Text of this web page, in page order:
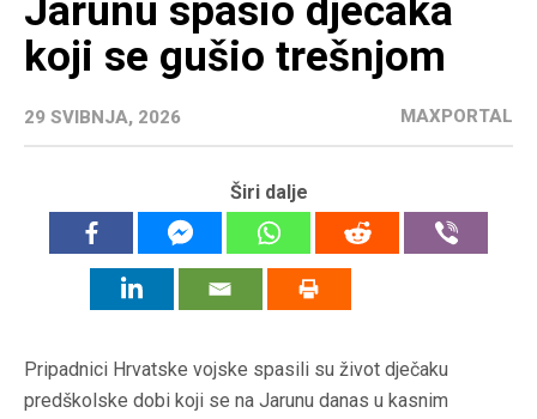
Jarunu spasio dječaka
koji se gušio trešnjom
29 SVIBNJA, 2026 MAXPORTAL
Širi dalje
Pripadnici Hrvatske vojske spasili su život dječaku
predškolske dobi koji se na Jarunu danas u kasnim